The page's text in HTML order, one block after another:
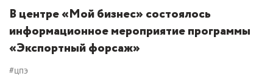
В центре «Мой бизнес» состоялось
информационное мероприятие программы
«Экспортный форсаж»
#цпэ